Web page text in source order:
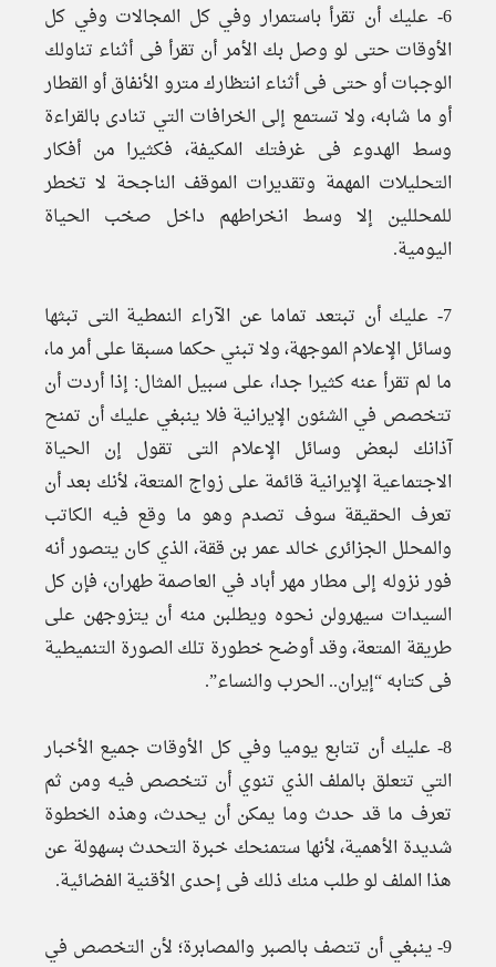
6- عليك أن تقرأ باستمرار وفي كل المجالات وفي كل
الأوقات حتى لو وصل بك الأمر أن تقرأ فى أثناء تناولك
الوجبات أو حتى فى أثناء انتظارك مترو الأنفاق أو القطار
أو ما شابه، ولا تستمع إلى الخرافات التي تنادى بالقراءة
وسط الهدوء فى غرفتك المكيفة، فكثيرا من أفكار
التحليلات المهمة وتقديرات الموقف الناجحة لا تخطر
للمحللين إلا وسط انخراطهم داخل صخب الحياة
اليومية.
7- عليك أن تبتعد تماما عن الآراء النمطية التى تبثها
وسائل الإعلام الموجهة، ولا تبني حكما مسبقا على أمر ما،
ما لم تقرأ عنه كثيرا جدا، على سبيل المثال: إذا أردت أن
تتخصص في الشئون الإيرانية فلا ينبغي عليك أن تمنح
آذانك لبعض وسائل الإعلام التى تقول إن الحياة
الاجتماعية الإيرانية قائمة على زواج المتعة، لأنك بعد أن
تعرف الحقيقة سوف تصدم وهو ما وقع فيه الكاتب
والمحلل الجزائرى خالد عمر بن ققة، الذي كان يتصور أنه
فور نزوله إلى مطار مهر أباد في العاصمة طهران، فإن كل
السيدات سيهرولن نحوه ويطلبن منه أن يتزوجهن على
طريقة المتعة، وقد أوضح خطورة تلك الصورة التنميطية
فى كتابه “إيران.. الحرب والنساء”.
8- عليك أن تتابع يوميا وفي كل الأوقات جميع الأخبار
التي تتعلق بالملف الذي تنوي أن تتخصص فيه ومن ثم
تعرف ما قد حدث وما يمكن أن يحدث، وهذه الخطوة
شديدة الأهمية، لأنها ستمنحك خبرة التحدث بسهولة عن
هذا الملف لو طلب منك ذلك فى إحدى الأقنية الفضائية.
9- ينبغي أن تتصف بالصبر والمصابرة؛ لأن التخصص في